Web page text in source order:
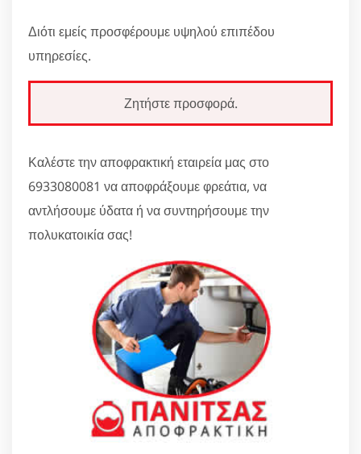
Διότι εμείς προσφέρουμε υψηλού επιπέδου
υπηρεσίες.
Ζητήστε προσφορά.
Καλέστε την αποφρακτική εταιρεία μας στο
6933080081 να αποφράξουμε φρεάτια, να
αντλήσουμε ύδατα ή να συντηρήσουμε την
πολυκατοικία σας!